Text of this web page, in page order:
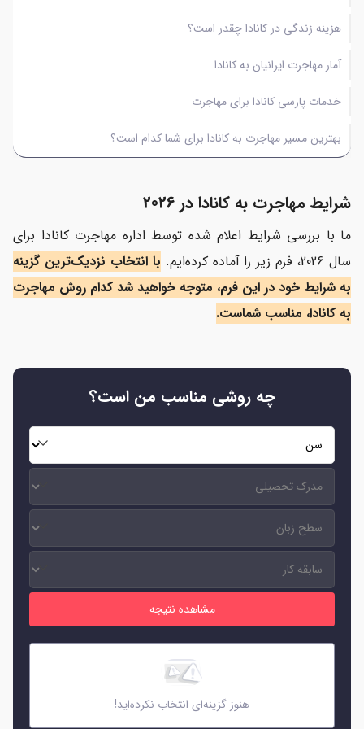
هزینه زندگی در کانادا چقدر است؟
آمار مهاجرت ایرانیان به کانادا
خدمات پارسی کانادا برای مهاجرت
بهترین مسیر مهاجرت به کانادا برای شما کدام است؟
شرایط مهاجرت به کانادا در 2026
ما با بررسی شرایط اعلام شده توسط اداره مهاجرت کانادا برای
سال 2026، فرم زیر را آماده کرده‌ایم.
با انتخاب نزدیک‌ترین گزینه
به شرایط خود در این فرم، متوجه خواهید شد کدام روش مهاجرت
به کانادا، مناسب شماست.
چه روشی مناسب من است؟
هنوز گزینه‌ای انتخاب نکرده‌اید!